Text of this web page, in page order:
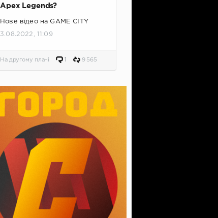
Apex Legends?
Нове відео на GAME CITY
3.08.2022, 11:09
На другому плані 1 9 565